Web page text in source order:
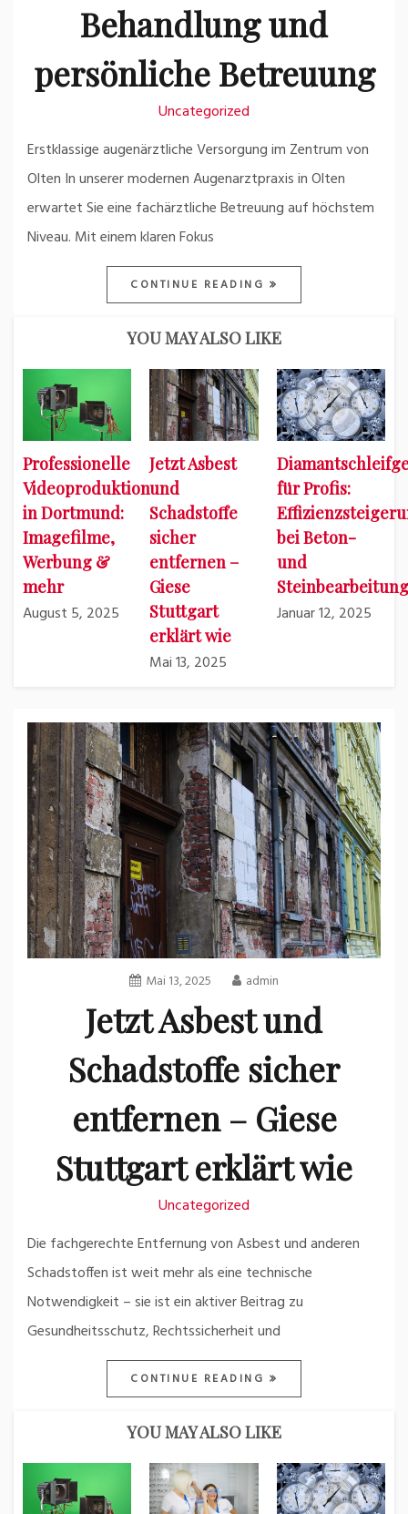
Behandlung und
persönliche Betreuung
Uncategorized
Erstklassige augenärztliche Versorgung im Zentrum von
Olten In unserer modernen Augenarztpraxis in Olten
erwartet Sie eine fachärztliche Betreuung auf höchstem
Niveau. Mit einem klaren Fokus
CONTINUE READING
YOU MAY ALSO LIKE
Professionelle
Videoproduktion
in Dortmund:
Imagefilme,
Werbung &
mehr
August 5, 2025
Jetzt Asbest
und
Schadstoffe
sicher
entfernen –
Giese
Stuttgart
erklärt wie
Mai 13, 2025
für Profis:
bei Beton-
und
Steinbearbeitung
Januar 12, 2025
Mai 13, 2025 admin
Jetzt Asbest und
Schadstoffe sicher
entfernen – Giese
Stuttgart erklärt wie
Uncategorized
Die fachgerechte Entfernung von Asbest und anderen
Schadstoffen ist weit mehr als eine technische
Notwendigkeit – sie ist ein aktiver Beitrag zu
Gesundheitsschutz, Rechtssicherheit und
CONTINUE READING
YOU MAY ALSO LIKE